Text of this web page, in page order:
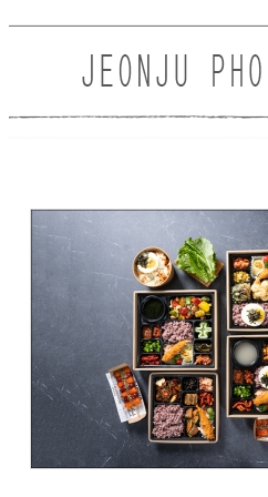
Sketchbook5,
Sketchbook5,